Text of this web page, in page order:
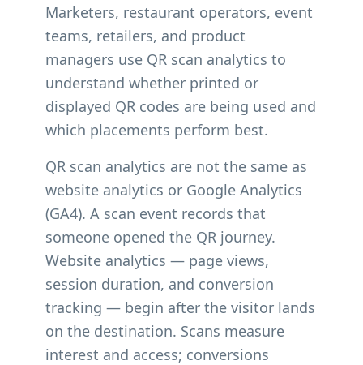
Marketers, restaurant operators, event
teams, retailers, and product
managers use QR scan analytics to
understand whether printed or
displayed QR codes are being used and
which placements perform best.
QR scan analytics are not the same as
website analytics or Google Analytics
(GA4). A scan event records that
someone opened the QR journey.
Website analytics — page views,
session duration, and conversion
tracking — begin after the visitor lands
on the destination. Scans measure
interest and access; conversions